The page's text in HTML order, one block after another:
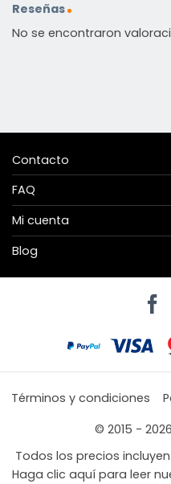
Reseñas
No se encontraron
Contacto
FAQ
Mi cuenta
Blog
Términos y condiciones
© 2015 -
Todos los precios
Haga clic aquí para leer